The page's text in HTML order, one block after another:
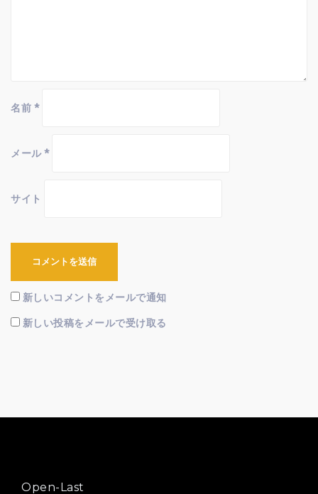
名前 *
メール*
サイト
新しいコメントをメールで通知
新しい投稿をメールで受け取る
Open-Last